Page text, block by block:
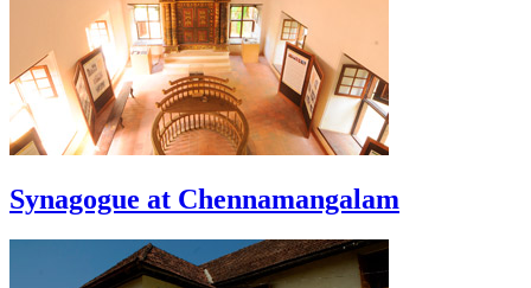
Synagogue at Chennamangalam